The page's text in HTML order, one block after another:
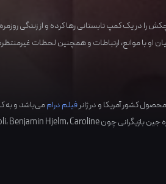
را در یک کمپ تابستانی رها کرده و از زندگی
او با موانع، ارتباطات و همچنین لحظات
آمریکاو در ژانرفیلم دراممی‌باشد و به
بازیگرانی چون ،Benjamin Hjelm،Caroline